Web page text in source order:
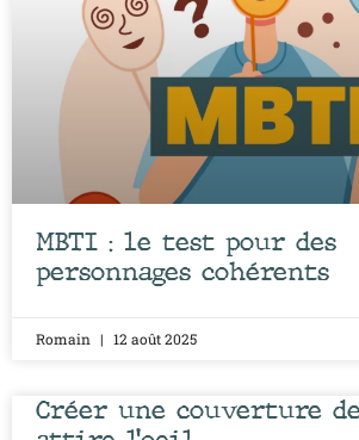
MBTI : le test pour des
personnages cohérents
Romain 12 août 2025
Créer une couverture